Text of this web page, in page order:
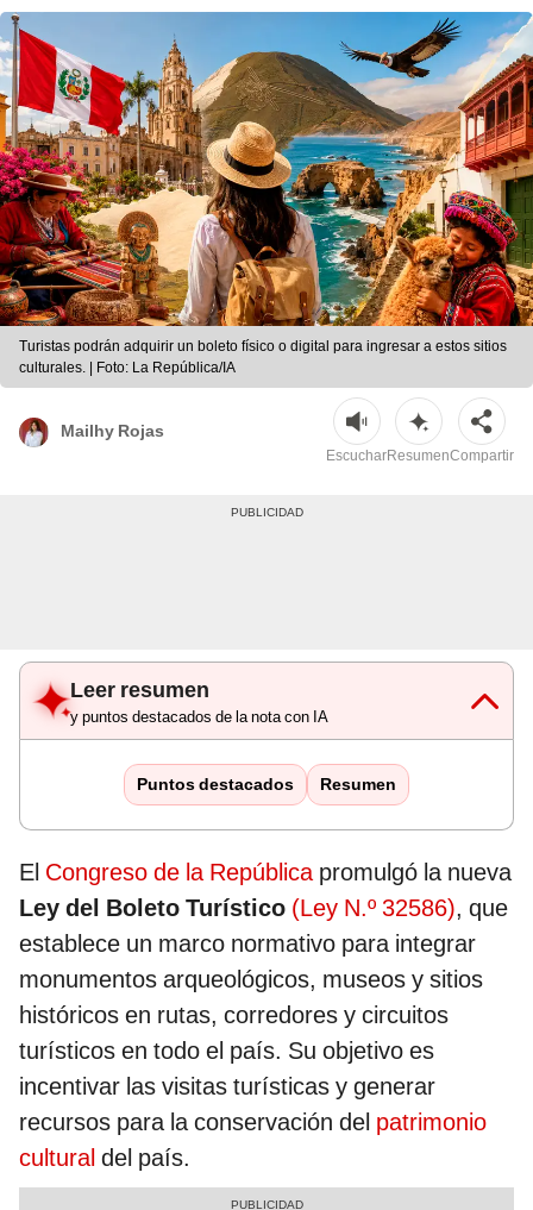
Turistas podrán adquirir un boleto físico o digital para ingresar a estos sitios
culturales. | Foto: La República/IA
Mailhy Rojas
EscucharResumenCompartir
Leer resumen
y puntos destacados de la nota con IA
Puntos destacados Resumen
El Congreso de la Repúblicapromulgó la nueva
Ley del Boleto Turístico (Ley N.º 32586), que
establece un marco normativo para integrar
monumentos arqueológicos, museos y sitios
históricos en rutas, corredores y circuitos
turísticos en todo el país. Su objetivo es
incentivar las visitas turísticas y generar
recursos para la conservación del patrimonio
cultural del país.